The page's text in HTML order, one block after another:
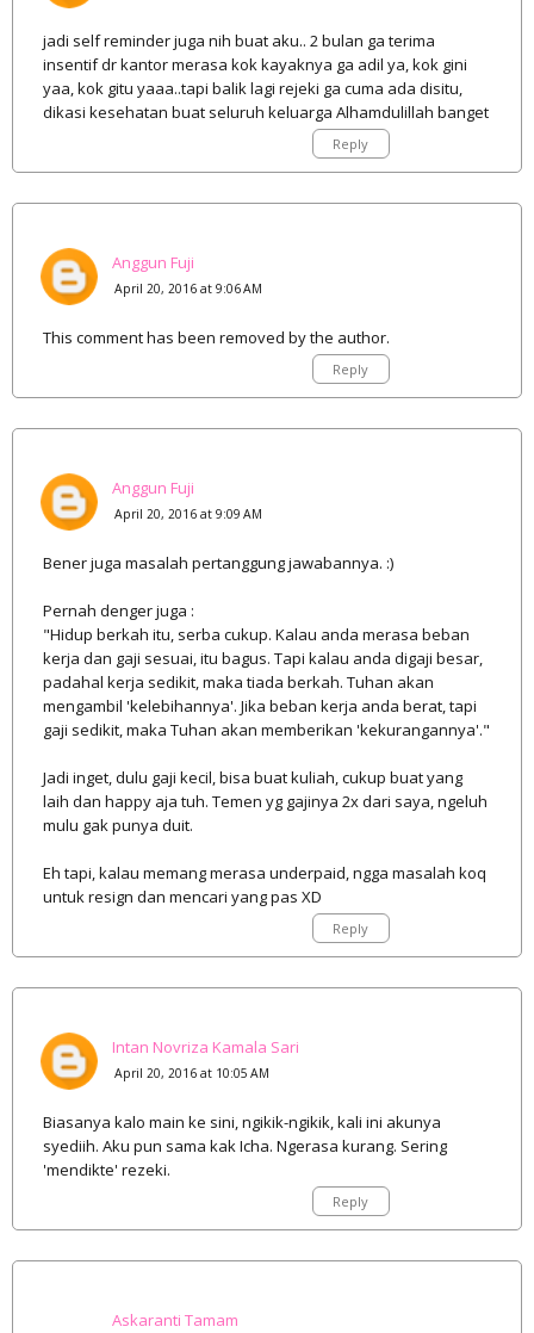
jadi self reminder juga nih buat aku.. 2 bulan ga terima
insentif dr kantor merasa kok kayaknya ga adil ya, kok gini
yaa, kok gitu yaaa..tapi balik lagi rejeki ga cuma ada disitu,
dikasi kesehatan buat seluruh keluarga Alhamdulillah banget
Reply
Anggun Fuji
April 20, 2016 at 9:06 AM
This comment has been removed by the author.
Reply
Anggun Fuji
April 20, 2016 at 9:09 AM
Bener juga masalah pertanggung jawabannya. :)
Pernah denger juga :
"Hidup berkah itu, serba cukup. Kalau anda merasa beban
kerja dan gaji sesuai, itu bagus. Tapi kalau anda digaji besar,
padahal kerja sedikit, maka tiada berkah. Tuhan akan
mengambil 'kelebihannya'. Jika beban kerja anda berat, tapi
gaji sedikit, maka Tuhan akan memberikan 'kekurangannya'."
Jadi inget, dulu gaji kecil, bisa buat kuliah, cukup buat yang
laih dan happy aja tuh. Temen yg gajinya 2x dari saya, ngeluh
mulu gak punya duit.
Eh tapi, kalau memang merasa underpaid, ngga masalah koq
untuk resign dan mencari yang pas XD
Reply
Intan Novriza Kamala Sari
April 20, 2016 at 10:05 AM
Biasanya kalo main ke sini, ngikik-ngikik, kali ini akunya
syediih. Aku pun sama kak Icha. Ngerasa kurang. Sering
'mendikte' rezeki.
Reply
Askaranti Tamam